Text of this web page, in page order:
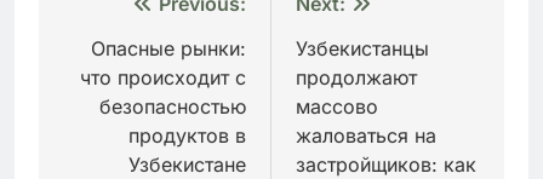
Навигация
по
записям
Опасные рынки:
что происходит с
безопасностью
продуктов в
Узбекистане
Узбекистанцы
продолжают
массово
жаловаться на
застройщиков: как